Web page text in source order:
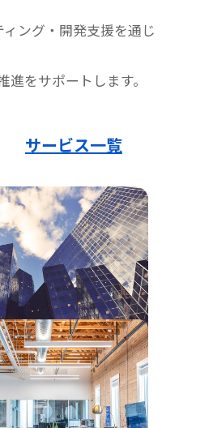
ング・開発支援を通じ
進をサポートします。
サービス一覧